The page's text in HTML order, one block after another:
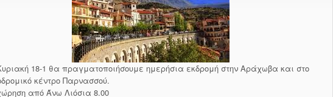
18-1 θα πραγματοποιήσουμε ημερήσια εκδρομή στην Αράχωβα και στο
κέντρο Παρνασσού.
από Άνω Λιόσια 8.00